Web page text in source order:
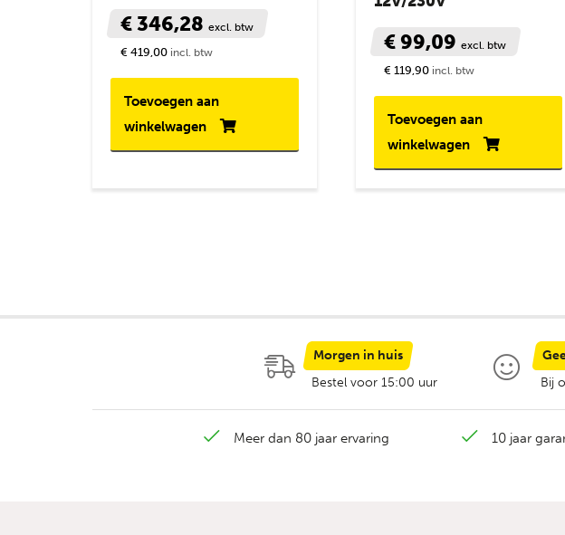
€ 346,28 excl. btw
€ 419,00 incl. btw
Toevoegen aan
winkelwagen
€ 99,09 excl. btw
€ 119,90 incl. btw
Toevoegen aan
winkelwagen
Morgen in huis
Bestel voor 15:00 uur
Bij
Meer dan 80 jaar ervaring 10 jaar